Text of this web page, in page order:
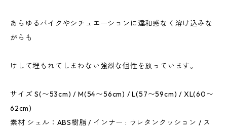
あらゆるバイクやシチュエーションに違和感なく溶け込みな
がらも
けして埋もれてしまわない強烈な個性を放っています。
サイズ S(〜53cm) / M(54〜56cm) / L(57〜59cm) / XL(60〜
62cm)
素材 シェル：ABS樹脂 / インナー : ウレタンクッション / ス